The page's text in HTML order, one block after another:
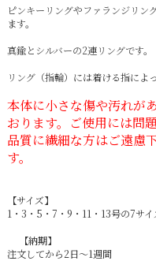
ピンキーリングやファランジリン
ます。
真鍮とシルバーの2連リングです。
リング（指輪）には着ける指によ
本体に小さな傷や汚れが
おります。ご使用には問
品質に繊細な方はご遠慮
す。
【サイズ】
1・3・5・7・9・11・13号の7サ
【納期】
注文してから2日～1週間